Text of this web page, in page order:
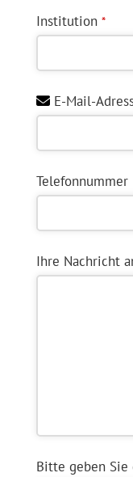
Institution *
E-Mail-
Telefonnummer
Your
Website
Ihre Nachricht
Bitte geben Sie